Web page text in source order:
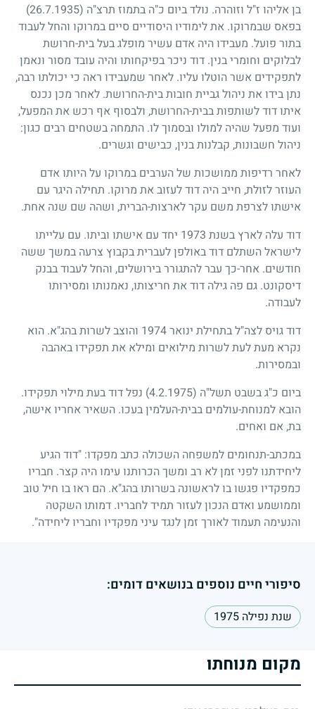
בן אליהו ז"ל וזוהרה. נולד ביום כ"ה בתמוז תרצ"ה (26.7.1935)
בפאס שבמרוקו. את לימודיו היסודיים סיים במרוקו והחל לעבוד
בתור פועל. מעבידו היה אדם עשיר מופלג בעל בית-חרושת
לבלוקים וחומרי בנין. דוד ניכר בפיקחותו והיה עובד מסור ונאמן
לתפקידים אשר הוטלו עליו. לאחר שמעבידו ראה כי יכולתו רבה,
נתן בידו את ניהול גביית חובות בית-החרושת. לאחר מכן נכנס
איתו דוד לשותפות בבית-החרושת, ולבסוף אף רכש את המפעל,
ועוד מפעל שהיה למולו ובסמוך לו. התמחה בשטחים רבים כגון:
ניהול חשבונות, קבלנות בנין, כבישים וגשרים.
לאחר רדיפות ממושכות של הערבים במרוקו על היותו אדם
העוזר לזולת, חייב היה דוד לעזוב את מרוקו. תחילה היגר עם
אישתו לצרפת משם עקר לארצות-הברית, ושהה שם שנה אחת.
דוד עלה לארץ בשנת 1973 יחד עם אישתו וביתו. עם עלייתו
לישראל השתלם דוד באולפן לעברית בקבוץ צרעה במשך ששה
חודשים. אחר-כך עבר להתגורר בירושלים, והחל לעבוד בבנק
דיסקונט. גם פה גילה דוד את חריצותו, נאמנותו ומסירותו
לעבודה.
דוד גויס לצה"ל בתחילת ינואר1974 והוצב לשרות בהג"א. הוא
נקרא מעת לעת לשרות מילואים ומילא את תפקידו באהבה
ובמסירות.
ביום כ"ג בשבט תשל"ה (4.2.1975)
נפל דוד בעת מילוי תפקידו.
הובא למנוחת-עולמים בבית-העלמין בעכו. השאיר אחריו אישה,
בת, אם ואחים.
במכתב-תנחומים למשפחה השכולה כתב מפקדו: "דוד הגיע
ליחידתנו לפני זמן לא רב ומשך הכרותנו עימו היה קצר. חבריו
כמפקדיו פגשו בו לראשונה בשרותו בהג"א. הם ראו בו חיל טוב
וממושמע ואדם הנכון לעזור תמיד לחבריו. דמותו השקטה
והנעימה תעמוד לאורך זמן לנגד עיני מפקדיו וחבריו ליחידה".
סיפורי חיים נוספים בנושאים דומים:
שנת נפילה 1975
מקום מנוחתו